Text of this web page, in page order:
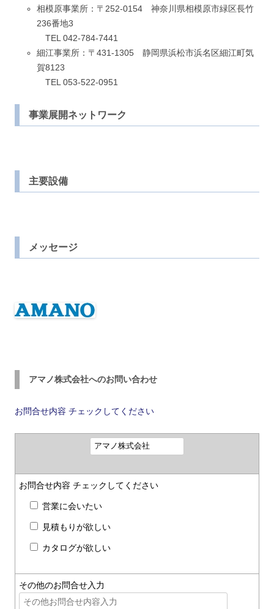
相模原事業所：〒252-0154 神奈川県相模原市緑区長竹
236番地3
TEL 042-784-7441
細江事業所：〒431-1305 静岡県浜松市浜名区細江町気
賀8123
TEL 053-522-0951
事業展開ネットワーク
主要設備
メッセージ
アマノ株式会社へのお問い合わせ
お問合せ内容 チェックしてください
お問合せ内容 チェックしてください
営業に会いたい
見積もりが欲しい
カタログが欲しい
その他のお問合せ入力